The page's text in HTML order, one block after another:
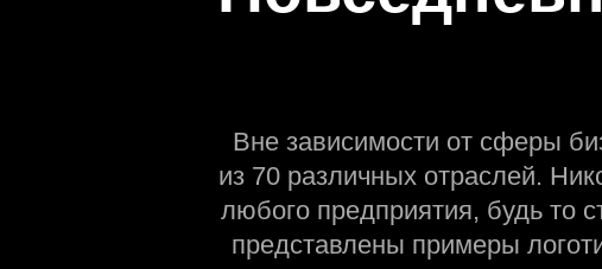
Вне зависимости от сферы
из 70 различных отраслей.
любого предприятия, будь то
представлены примеры